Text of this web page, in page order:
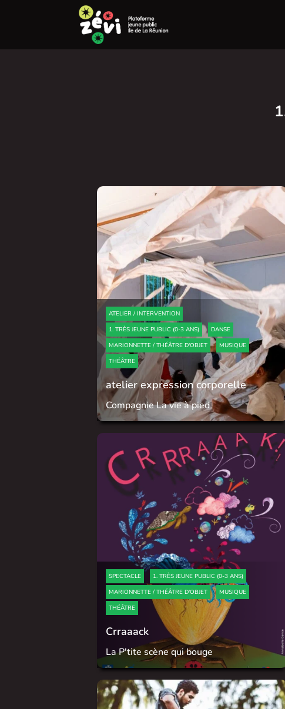
ATELIER / INTERVENTION
1. TRÈS JEUNE PUBLIC (0-3 ANS)
DANSE
MARIONNETTE / THÉÂTRE D'OBJET
MUSIQUE
THÉÂTRE
atelier expression corporelle
Compagnie La vie à pied
SPECTACLE
1. TRÈS JEUNE PUBLIC (0-3 ANS)
MARIONNETTE / THÉÂTRE D'OBJET
MUSIQUE
THÉÂTRE
Crraaack
La P'tite scène qui bouge